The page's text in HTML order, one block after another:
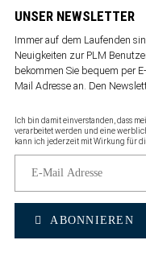
UNSER NEWSLETTER
Immer auf dem Laufenden
Neuigkeiten zur PLM
bekommen Sie bequem per
Mail Adresse an. Den
Ich bin damit einverstanden, dass
verarbeitet werden und eine
kann ich jederzeit mit Wirkung für
ABONNIEREN